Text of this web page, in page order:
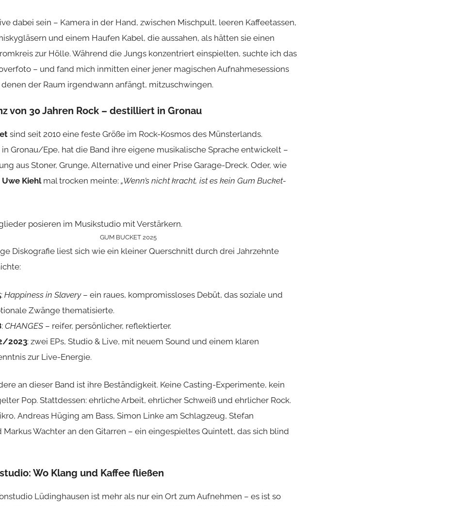
dabei sein – Kamera in der Hand, zwischen Mischpult, leeren Kaffeetassen,
und einem Haufen Kabel, die aussahen, als hätten sie einen
zur Hölle. Während die Jungs konzentriert einspielten, suchte ich das
– und fand mich inmitten einer jener magischen Aufnahmesessions
der Raum irgendwann anfängt, mitzuschwingen.
von 30 Jahren Rock – destilliert in Gronau
sind seit 2010 eine feste Größe im Rock-Kosmos des Münsterlands.
Gronau/Epe, hat die Band ihre eigene musikalische Sprache entwickelt –
aus Stoner, Grunge, Alternative und einer Prise Garage-Dreck. Oder, wie
Uwe Kiehlmal trocken meinte: „Wenn’s nicht kracht, ist es kein Gum Bucket-
GUM BUCKET 2025
Diskografie liest sich wie ein kleiner Querschnitt durch drei Jahrzehnte
: Happiness in Slavery– ein raues, kompromissloses Debüt, das soziale und
Zwänge thematisierte.
: CHANGES – reifer, persönlicher, reflektierter.
2023: zwei EPs, Studio & Live, mit neuem Sound und einem klaren
zur Live-Energie.
an dieser Band ist ihre Beständigkeit. Keine Casting-Experimente, kein
Pop. Stattdessen: ehrliche Arbeit, ehrlicher Schweiß und ehrlicher Rock.
Andreas Hüging am Bass, Simon Linke am Schlagzeug, Stefan
Markus Wachter an den Gitarren – ein eingespieltes Quintett, das sich blind
Wo Klang und Kaffee fließen
Lüdinghausen ist mehr als nur ein Ort zum Aufnehmen – es ist so